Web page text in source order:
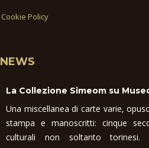
Cookie Policy
NEWS
La Collezione Simeom su
Una miscellanea di carte varie,
stampa e manoscritti: cinque
culturali non soltanto